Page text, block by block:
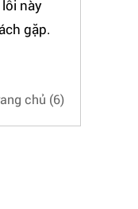
này
gặp.
chủ (5)